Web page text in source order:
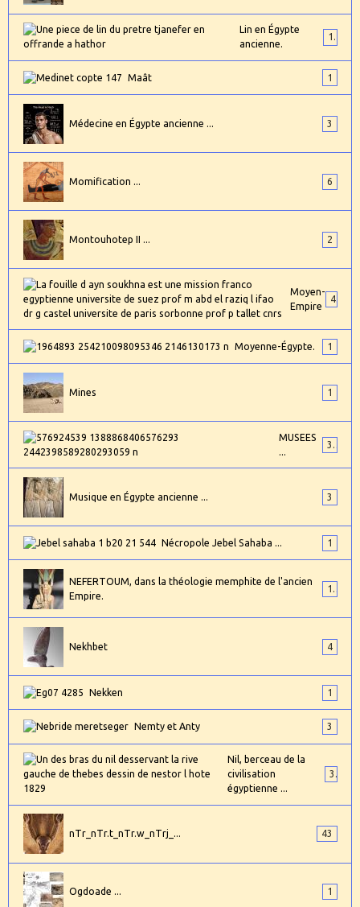
Lin en Égypte
ancienne.
1
Maât 1
Médecine en Égypte ancienne ... 3
Momification ... 6
Montouhotep II ... 2
Moyen-
Empire
Moyenne-Égypte. 1
Mines 1
MUSEES
...
3
Musique en Égypte ancienne ... 3
Nécropole Jebel Sahaba ... 1
NEFERTOUM, dans la théologie memphite de l'ancien
Empire.
1
Nekhbet 4
Nekken 1
Nemty et Anty 3
Nil, berceau de la
civilisation
égyptienne ...
3
nTr_nTr.t_nTr.w_nTrj_... 43
Ogdoade ... 1